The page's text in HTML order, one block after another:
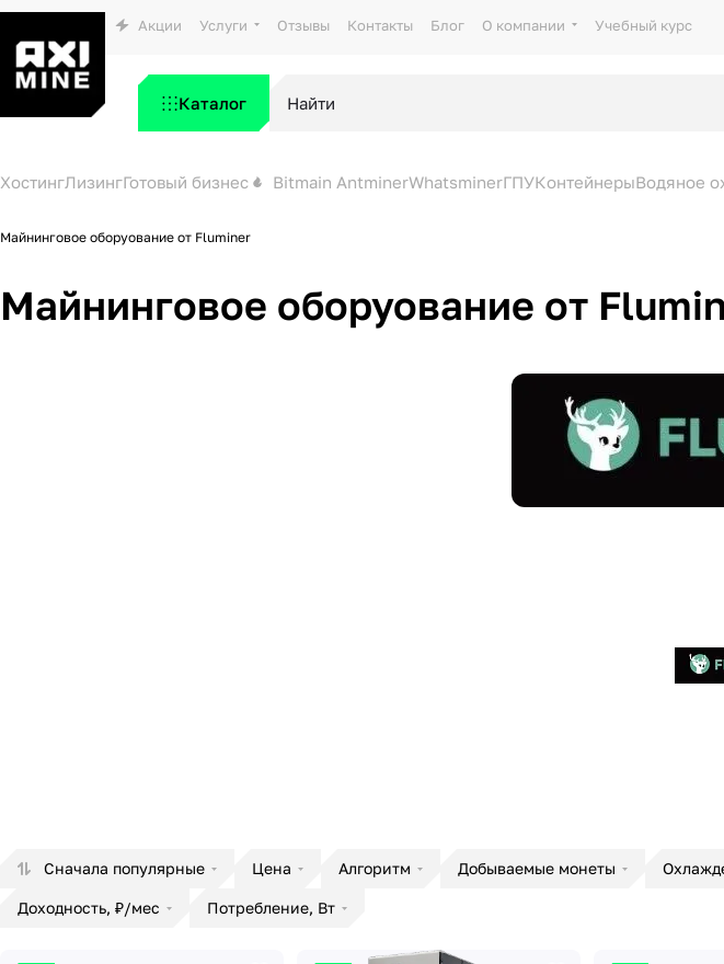
Акции Услуги Отзывы Контакты Блог О компании Учебный курс
Каталог
ХостингЛизингГотовый бизнес Bitmain AntminerWhatsminerГПУКонтейнерыВодяное
Майнинговое оборуование от Fluminer
Майнинговое оборуование от
Сначала популярные Цена Алгоритм Добываемые монеты
Доходность, ₽/мес Потребление, Вт